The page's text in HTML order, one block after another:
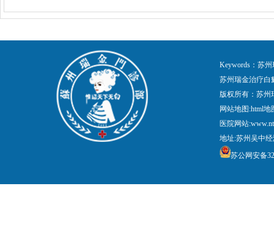
Keywords：苏
苏州瑞金治疗白
版权所有：苏
网站地图:html地
医院网站
地址:苏州吴中
苏公网安备